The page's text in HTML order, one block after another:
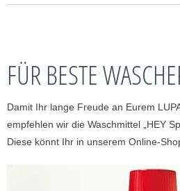
FÜR BESTE
Damit Ihr lange Freude an Eurem
empfehlen wir die Waschmittel „HEY
Diese könnt Ihr in unserem Online-